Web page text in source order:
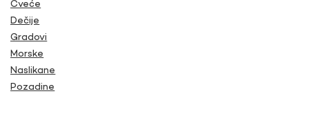
Cveće
Dečije
Gradovi
Morske
Naslikane
Pozadine